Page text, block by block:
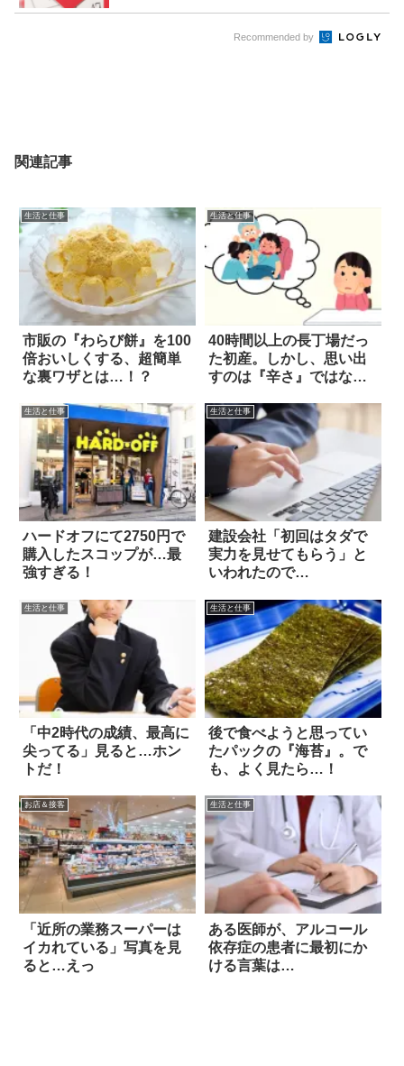
Recommended by
関連記事
生活と仕事
市販の『わらび餅』を100
倍おいしくする、超簡単
な裏ワザとは…！？
生活と仕事
40時間以上の長丁場だっ
た初産。しかし、思い出
すのは『辛さ』ではな
生活と仕事
ハードオフにて2750円で
購入したスコップが…最
強すぎる！
生活と仕事
建設会社「初回はタダで
実力を見せてもらう」と
いわれたので…
生活と仕事
「中2時代の成績、最高に
尖ってる」見ると…ホン
トだ！
生活と仕事
後で食べようと思ってい
たパックの『海苔』。で
も、よく見たら…！
お店＆接客
「近所の業務スーパーは
イカれている」写真を見
ると…えっ
生活と仕事
ある医師が、アルコール
依存症の患者に最初にか
ける言葉は…